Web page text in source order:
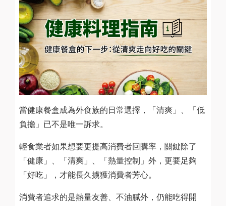
當健康餐盒成為外食族的日常選擇，「清爽」、「低
負擔」已不是唯一訴求。
輕食業者如果想要更提高消費者回購率，關鍵除了
「健康」、「清爽」、「熱量控制」外，更要足夠
「好吃」，才能長久擄獲消費者芳心。
消費者追求的是熱量友善、不油膩外，仍能吃得開